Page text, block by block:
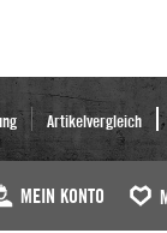
Artikelvergleich
MEIN KONTO